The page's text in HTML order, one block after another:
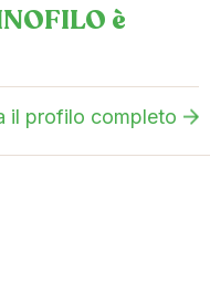
è
il profilo completo